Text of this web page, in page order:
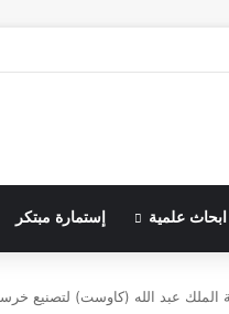
ابحاث علمية إستمارة مبتكر
الملك عبد الله (كاوست) لتصنيع